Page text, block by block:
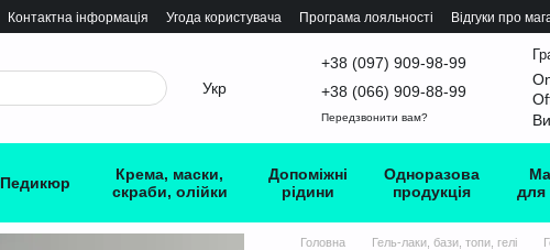
Контактна інформація Угода користувача Програма лояльності Відгуки про
Укр
+38 (097) 909-98-99
+38 (066) 909-88-99
Передзвонити вам?
Педикюр
Крема, маски,
скраби, олійки
Допоміжні
рідини
Одноразова
продукція
для
Головна Гель-лаки, бази, топи, гелі